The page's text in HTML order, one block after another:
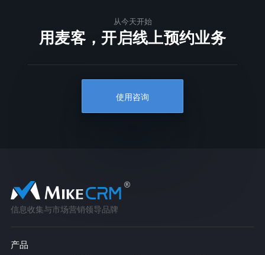
从今天开始
用麦客，开启线上预约业务
使用咨询
信息收集与市场营销领导品牌
产品